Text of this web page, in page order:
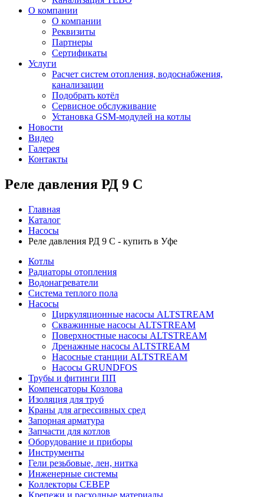
О компании
О компании
Реквизиты
Партнеры
Сертификаты
Услуги
Расчет систем отопления, водоснабжения,
канализации
Подобрать котёл
Сервисное обслуживание
Установка GSM-модулей на котлы
Новости
Видео
Галерея
Контакты
Реле давления РД 9 C
Главная
Каталог
Насосы
Реле давления РД 9 C - купить в Уфе
Котлы
Радиаторы отопления
Водонагреватели
Система теплого пола
Насосы
Циркуляционные насосы ALTSTREAM
Скважинные насосы ALTSTREAM
Поверхностные насосы ALTSTREAM
Дренажные насосы ALTSTREAM
Насосные станции ALTSTREAM
Насосы GRUNDFOS
Трубы и фитинги ПП
Компенсаторы Козлова
Изоляция для труб
Краны для агрессивных сред
Запорная арматура
Запчасти для котлов
Оборудование и приборы
Инструменты
Гели резьбовые, лен, нитка
Инженерные системы
Коллекторы СЕВЕР
Крепежи и расходные материалы